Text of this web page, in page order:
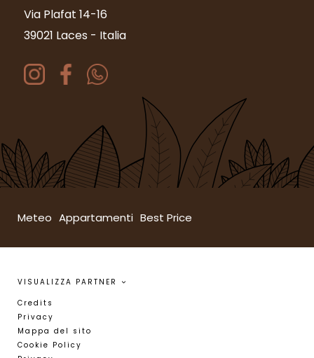
Via Plafat 14-16
39021 Laces - Italia
Meteo Appartamenti Best Price
VISUALIZZA PARTNER
Credits
Privacy
Mappa del sito
Cookie Policy